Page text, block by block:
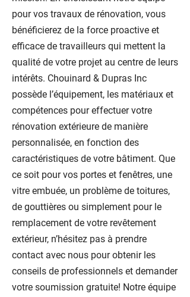
pour vos travaux de rénovation, vous
bénéficierez de la force proactive et
efficace de travailleurs qui mettent la
qualité de votre projet au centre de leurs
intérêts. Chouinard & Dupras Inc
possède l’équipement, les matériaux et
compétences pour effectuer votre
rénovation extérieure de manière
personnalisée, en fonction des
caractéristiques de votre bâtiment. Que
ce soit pour vos portes et fenêtres, une
vitre embuée, un problème de toitures,
de gouttières ou simplement pour le
remplacement de votre revêtement
extérieur, n’hésitez pas à prendre
contact avec nous pour obtenir les
conseils de professionnels et demander
votre soumission gratuite! Notre équipe